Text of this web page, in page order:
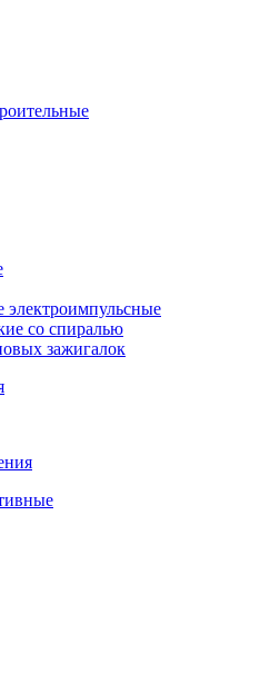
электроимпульсные
со спиралью
зажигалок